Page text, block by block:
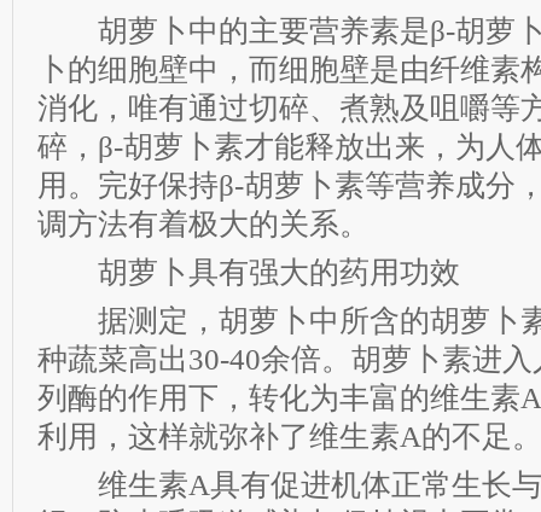
胡萝卜中的主要营养素是β-胡萝
卜的细胞壁中，而细胞壁是由纤维素
消化，唯有通过切碎、煮熟及咀嚼等
碎，β-胡萝卜素才能释放出来，为人
用。完好保持β-胡萝卜素等营养成分
调方法有着极大的关系。
胡萝卜具有强大的药用功效
据测定，胡萝卜中所含的胡萝卜
种蔬菜高出30-40余倍。胡萝卜素进
列酶的作用下，转化为丰富的维生素
利用，这样就弥补了维生素A的不足。
维生素A具有促进机体正常生长与